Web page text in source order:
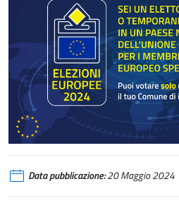
Data pubblicazione:20 Maggio 2024